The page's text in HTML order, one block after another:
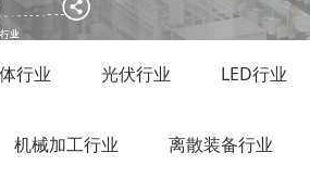
行业 光伏行业 LED行业
机械加工行业 离散装备行业